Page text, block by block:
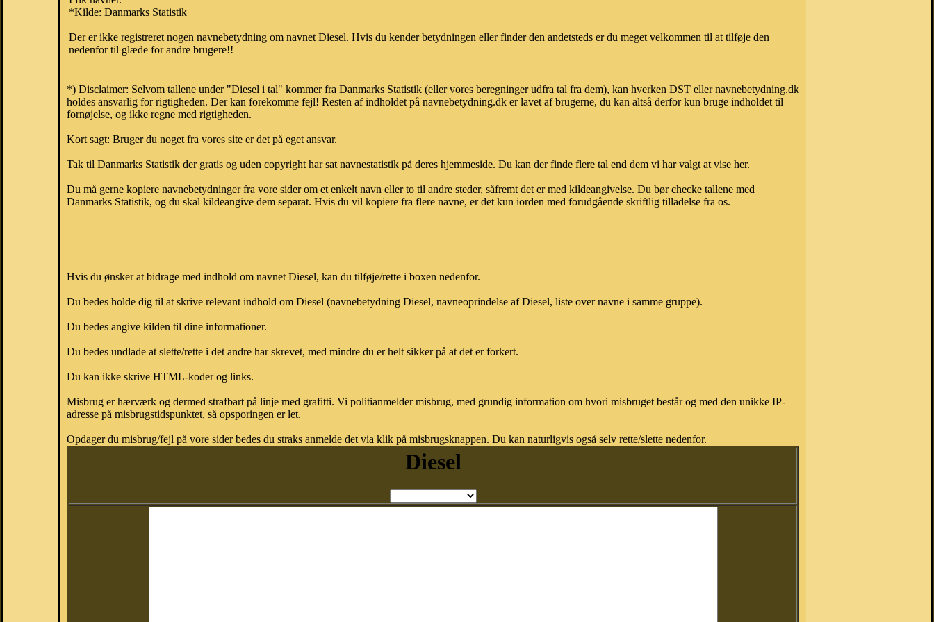
*Kilde: Danmarks Statistik
Der er ikke registreret nogen navnebetydning om navnet Diesel. Hvis du kender betydningen eller finder den andetsteds er du meget velkommen til at tilføje den
nedenfor til glæde for andre brugere!!
*) Disclaimer: Selvom tallene under "Diesel i tal" kommer fra Danmarks Statistik (eller vores beregninger udfra tal fra dem), kan hverken DST eller navnebetydning.dk
holdes ansvarlig for rigtigheden. Der kan forekomme fejl! Resten af indholdet på navnebetydning.dk er lavet af brugerne, du kan altså derfor kun bruge indholdet til
fornøjelse, og ikke regne med rigtigheden.
Kort sagt: Bruger du noget fra vores site er det på eget ansvar.
Tak til Danmarks Statistik der gratis og uden copyright har sat navnestatistik på deres hjemmeside. Du kan der finde flere tal end dem vi har valgt at vise her.
Du må gerne kopiere navnebetydninger fra vore sider om et enkelt navn eller to til andre steder, såfremt det er med kildeangivelse. Du bør checke tallene med
Danmarks Statistik, og du skal kildeangive dem separat. Hvis du vil kopiere fra flere navne, er det kun iorden med forudgående skriftlig tilladelse fra os.
Hvis du ønsker at bidrage med indhold om navnet Diesel, kan du tilføje/rette i boxen nedenfor.
Du bedes holde dig til at skrive relevant indhold om Diesel (navnebetydning Diesel, navneoprindelse af Diesel, liste over navne i samme gruppe).
Du bedes angive kilden til dine informationer.
Du bedes undlade at slette/rette i det andre har skrevet, med mindre du er helt sikker på at det er forkert.
Du kan ikke skrive HTML-koder og links.
Misbrug er hærværk og dermed strafbart på linje med grafitti. Vi politianmelder misbrug, med grundig information om hvori misbruget består og med den unikke IP-
adresse på misbrugstidspunktet, så opsporingen er let.
Opdager du misbrug/fejl på vore sider bedes du straks anmelde det via klik på misbrugsknappen. Du kan naturligvis også selv rette/slette nedenfor.
Diesel